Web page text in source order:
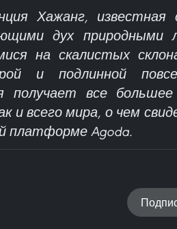
Хажанг,
дух природными
на скалистых
и подлинной
получает все
и всего мира, о чем
платформе Agoda.